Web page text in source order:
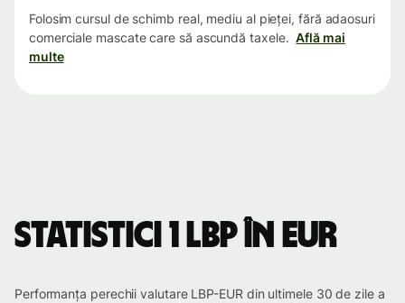
Folosim cursul de schimb real, mediu al pieței, fără adaosuri
comerciale mascate care să ascundă taxele. Află mai
multe
Statistici 1 LBP în EUR
Performanța perechii valutare LBP-EUR din ultimele 30 de zile a